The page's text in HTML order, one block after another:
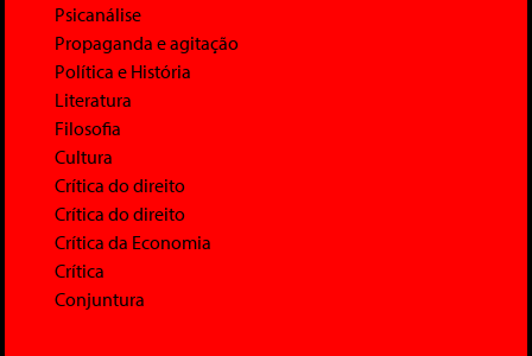
Psicanálise
Propaganda e agitação
Política e História
Literatura
Filosofia
Cultura
Crítica do direito
Crítica do direito
Crítica da Economia
Crítica
Conjuntura